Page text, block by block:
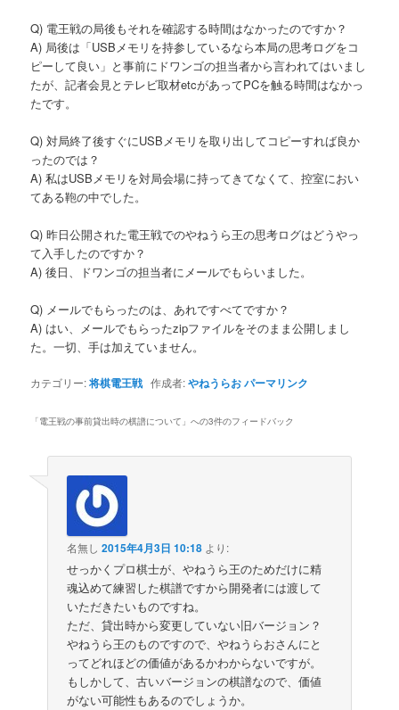
Q) 電王戦の局後もそれを確認する時間はなかったのですか？
A) 局後は「USBメモリを持参しているなら本局の思考ログをコ
ピーして良い」と事前にドワンゴの担当者から言われてはいまし
たが、記者会見とテレビ取材etcがあってPCを触る時間はなかっ
たです。
Q) 対局終了後すぐにUSBメモリを取り出してコピーすれば良か
ったのでは？
A) 私はUSBメモリを対局会場に持ってきてなくて、控室におい
てある鞄の中でした。
Q) 昨日公開された電王戦でのやねうら王の思考ログはどうやっ
て入手したのですか？
A) 後日、ドワンゴの担当者にメールでもらいました。
Q) メールでもらったのは、あれですべてですか？
A) はい、メールでもらったzipファイルをそのまま公開しまし
た。一切、手は加えていません。
カテゴリー:将棋電王戦 作成者:やねうらおパーマリンク
「電王戦の事前貸出時の棋譜について 」への3件のフィードバック
名無し 2015年4月3日 10:18 より:
せっかくプロ棋士が、やねうら王のためだけに精
魂込めて練習した棋譜ですから開発者には渡して
いただきたいものですね。
ただ、貸出時から変更していない旧バージョン？
やねうら王のものですので、やねうらおさんにと
ってどれほどの価値があるかわからないですが。
もしかして、古いバージョンの棋譜なので、価値
がない可能性もあるのでしょうか。